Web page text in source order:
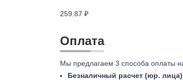
259.87 ₽
Оплата
Мы предлагаем 3 способа оплаты
Безналичный расчет (юр. лица)